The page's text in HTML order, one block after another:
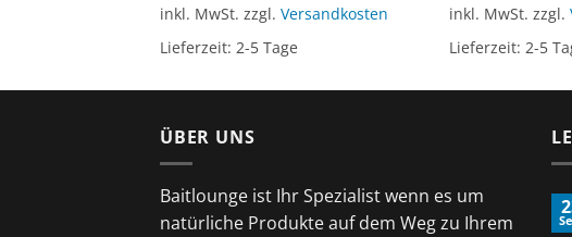
inkl. MwSt. zzgl. Versandkosten
Lieferzeit: 2-5 Tage
inkl. MwSt. zzgl.
Lieferzeit:2-5
ÜBER UNS
Baitlounge ist Ihr Spezialist wenn es um
natürliche Produkte auf dem Weg zu Ihrem